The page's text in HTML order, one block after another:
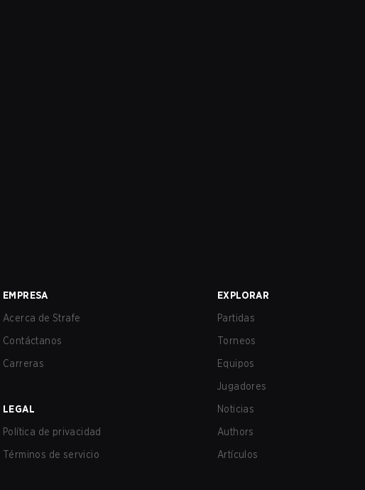
EMPRESA
Acerca de Strafe
Contáctanos
Carreras
LEGAL
Política de privacidad
Términos de servicio
EXPLORAR
Partidas
Torneos
Equipos
Jugadores
Noticias
Authors
Artículos